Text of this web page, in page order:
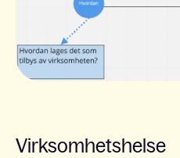
Virksomhetshelse